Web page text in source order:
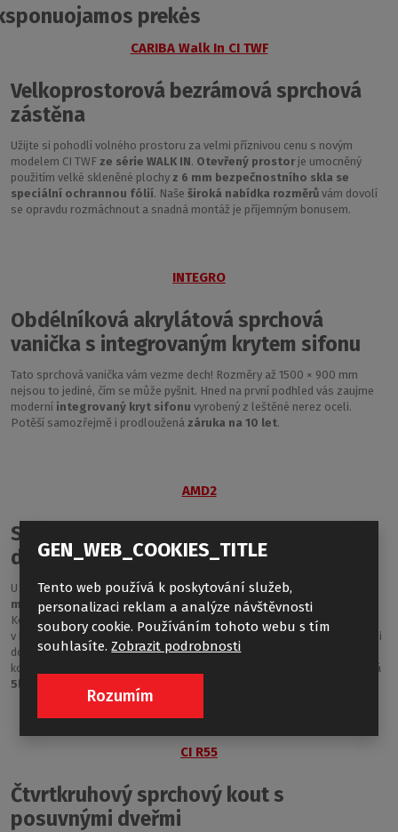
prekės
CARIBA Walk In CI TWF
Velkoprostorová bezrámová sprchová
zástěna
Užijte si pohodlí volného prostoru za velmi příznivou cenu s novým
modelem CI TWF ze série WALK IN. Otevřený prostorje umocněný
použitím velké skleněné plochy z 6 mm bezpečnostního skla se
speciální ochrannou fólií. Naše široká nabídka rozměrů vám dovolí
se opravdu rozmáchnout a snadná montáž je příjemným bonusem.
INTEGRO
Obdélníková akrylátová sprchová
vanička s integrovaným krytem sifonu
Tato sprchová vanička vám vezme dech! Rozměry až 1500 × 900 mm
nejsou to jediné, čím se může pyšnit. Hned na první podhled vás zaujme
moderní integrovaný kryt sifonu vyrobený z leštěné nerez oceli.
Potěší samozřejmě i prodloužená záruka na 10 let.
AMD2
Sprchové dveře posuvné pro instalaci
do niky
U sprchových dveří AMD2 oceníte zejménavýjimečný posuvný
mechanismus, který je nejen velmi odolný, ale také extrémně tichý.
Komponenty v chromovém lesku a masivní nerezové madlo představují
v kombinaci s 8 mm bezpečnostním sklem
naprostou špičku, kterou si
do své koupelny můžete pořídit. Údržbu vám usnadní hladký povrch
komponentů a
. Potěší vás i prodloužená
5letá záruka
CI R55
Čtvrtkruhový sprchový kout s
posuvnými dveřmi
GEN_WEB_COOKIES_TITLE
Tento web používá k poskytování služeb,
personalizaci reklam a analýze návštěvnosti
soubory cookie. Používáním tohoto webu s tím
souhlasíte.Zobrazit podrobnosti
Rozumím